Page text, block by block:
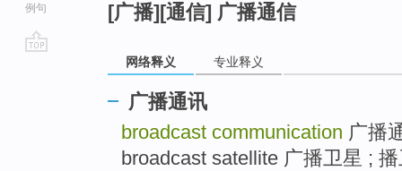
例句
[广播][通信] 广播通信
网络释义 专业释义
广播通讯
broadcast communication 广播
broadcast satellite 广播卫星 ;